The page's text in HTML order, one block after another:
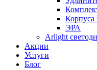
Корпуса
ЭРА
Arlight
Акции
Услуги
Блог